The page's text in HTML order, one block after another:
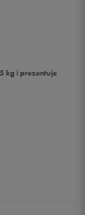
kg i prezentuje